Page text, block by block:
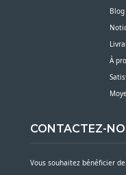
Blog
À
CONTACTEZ-
Vous souhaitez bénéficier